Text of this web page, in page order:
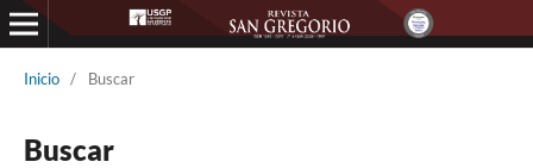
Inicio / Buscar
Buscar